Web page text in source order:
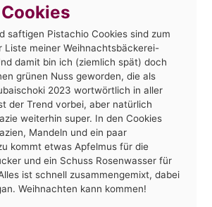
saftigen Pistachio Cookies sind zum
Liste meiner Weihnachtsbäckerei-
damit bin ich (ziemlich spät) doch
grünen Nuss geworden, die als
2023 wortwörtlich in aller
der Trend vorbei, aber natürlich
weiterhin super. In den Cookies
Mandeln und ein paar
kommt etwas Apfelmus für die
und ein Schuss Rosenwasser für
ist schnell zusammengemixt, dabei
Weihnachten kann kommen!